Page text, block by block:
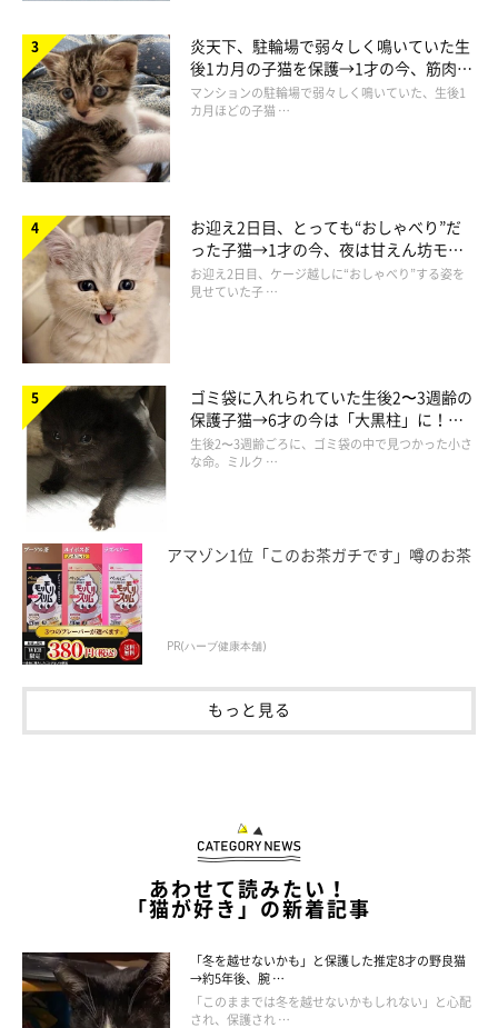
炎天下、駐輪場で弱々しく鳴いていた生
後1カ月の子猫を保護→1才の今、筋肉質
でツンデレなコに成長
マンションの駐輪場で弱々しく鳴いていた、生後1
カ月ほどの子猫 …
お迎え2日目、とっても“おしゃべり”だ
った子猫→1才の今、夜は甘えん坊モー
ドになるコに成長！
お迎え2日目、ケージ越しに“おしゃべり”する姿を
見せていた子 …
ゴミ袋に入れられていた生後2〜3週齢の
保護子猫→6才の今は「大黒柱」に！
美しい黒猫に成長した姿にグッとくる
生後2〜3週齢ごろに、ゴミ袋の中で見つかった小さ
な命。ミルク …
アマゾン1位「このお茶ガチです」噂のお茶
PR(ハーブ健康本舗)
もっと見る
あわせて読みたい！
「猫が好き」の新着記事
「冬を越せないかも」と保護した推定8才の野良猫
→約5年後、腕 …
「このままでは冬を越せないかもしれない」と心配
され、保護され …